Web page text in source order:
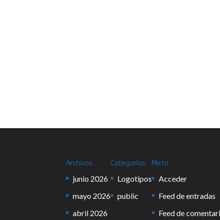
Archivos
junio 2026
mayo 2026
abril 2026
Categorías
Logotipos
public
Meta
Acceder
Feed de entradas
Feed de